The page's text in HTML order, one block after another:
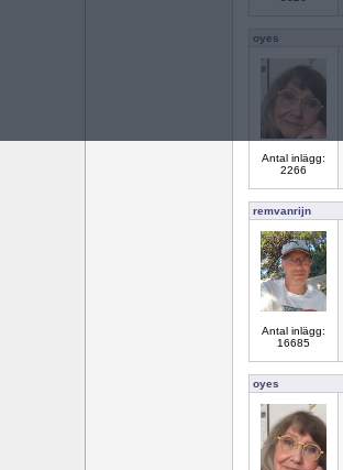
oyes
Antal inlägg:
2266
remvanrijn
Antal inlägg:
16685
oyes